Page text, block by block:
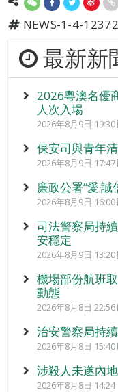
NEWS-1-4-
最新新
2026粵澳名優
人次入場
2026年8月9日 19:30
保安司與青年
2026年8月9日 17:47
廉政公署“愛‧
2026年8月9日 16:00
司法警察局持
安穩定
2026年8月9日 13:20
機場部份航班
動態
2026年8月8日 22:56
治安警察局持
2026年8月8日 15:40
涉殺人未遂內
2026年8月8日 14:24